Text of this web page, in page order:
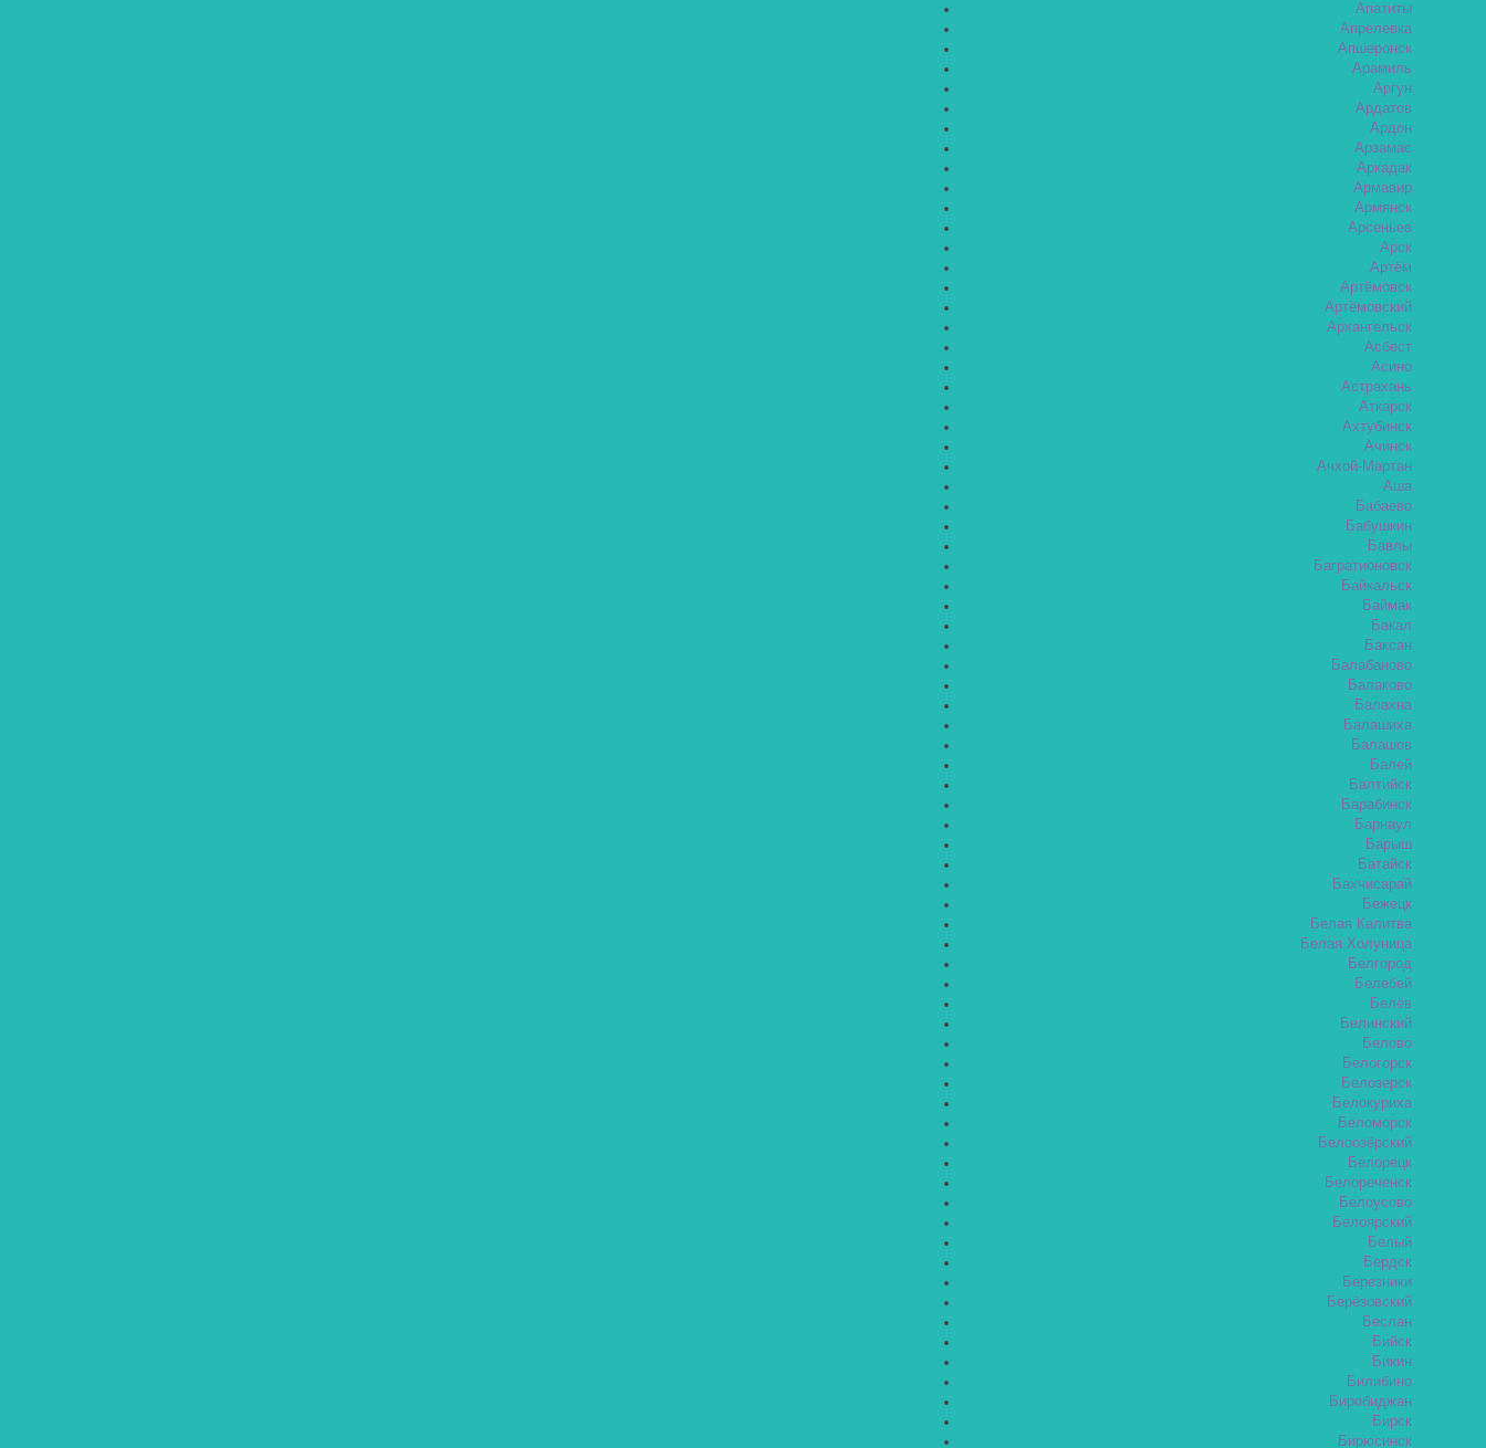
Апатиты
Апрелевка
Апшеронск
Арамиль
Аргун
Ардатов
Ардон
Арзамас
Аркадак
Армавир
Армянск
Арсеньев
Арск
Артём
Артёмовск
Артёмовский
Архангельск
Асбест
Асино
Астрахань
Аткарск
Ахтубинск
Ачинск
Ачхой-Мартан
Аша
Бабаево
Бабушкин
Бавлы
Багратионовск
Байкальск
Баймак
Бакал
Баксан
Балабаново
Балаково
Балахна
Балашиха
Балашов
Балей
Балтийск
Барабинск
Барнаул
Барыш
Батайск
Бахчисарай
Бежецк
Белая Калитва
Белая Холуница
Белгород
Белебей
Белёв
Белинский
Белово
Белогорск
Белозерск
Белокуриха
Беломорск
Белоозёрский
Белорецк
Белореченск
Белоусово
Белоярский
Белый
Бердск
Березники
Берёзовский
Беслан
Бийск
Бикин
Билибино
Биробиджан
Бирск
Бирюсинск